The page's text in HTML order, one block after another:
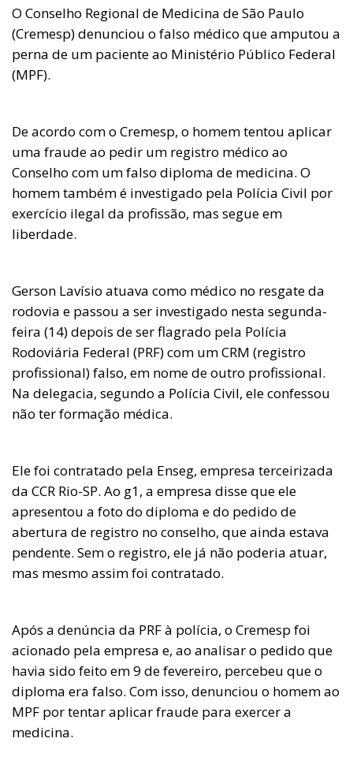
O Conselho Regional de Medicina de São Paulo
(Cremesp) denunciou o falso médico que amputou a
perna de um paciente ao Ministério Público Federal
(MPF).
De acordo com o Cremesp, o homem tentou aplicar
uma fraude ao pedir um registro médico ao
Conselho com um falso diploma de medicina. O
homem também é investigado pela Polícia Civil por
exercício ilegal da profissão, mas segue em
liberdade.
Gerson Lavísio atuava como médico no resgate da
rodovia e passou a ser investigado nesta segunda-
feira (14) depois de ser flagrado pela Polícia
Rodoviária Federal (PRF) com um CRM (registro
profissional) falso, em nome de outro profissional.
Na delegacia, segundo a Polícia Civil, ele confessou
não ter formação médica.
Ele foi contratado pela Enseg, empresa terceirizada
da CCR Rio-SP. Ao g1, a empresa disse que ele
apresentou a foto do diploma e do pedido de
abertura de registro no conselho, que ainda estava
pendente. Sem o registro, ele já não poderia atuar,
mas mesmo assim foi contratado.
Após a denúncia da PRF à polícia, o Cremesp foi
acionado pela empresa e, ao analisar o pedido que
havia sido feito em 9 de fevereiro, percebeu que o
diploma era falso. Com isso, denunciou o homem ao
MPF por tentar aplicar fraude para exercer a
medicina.